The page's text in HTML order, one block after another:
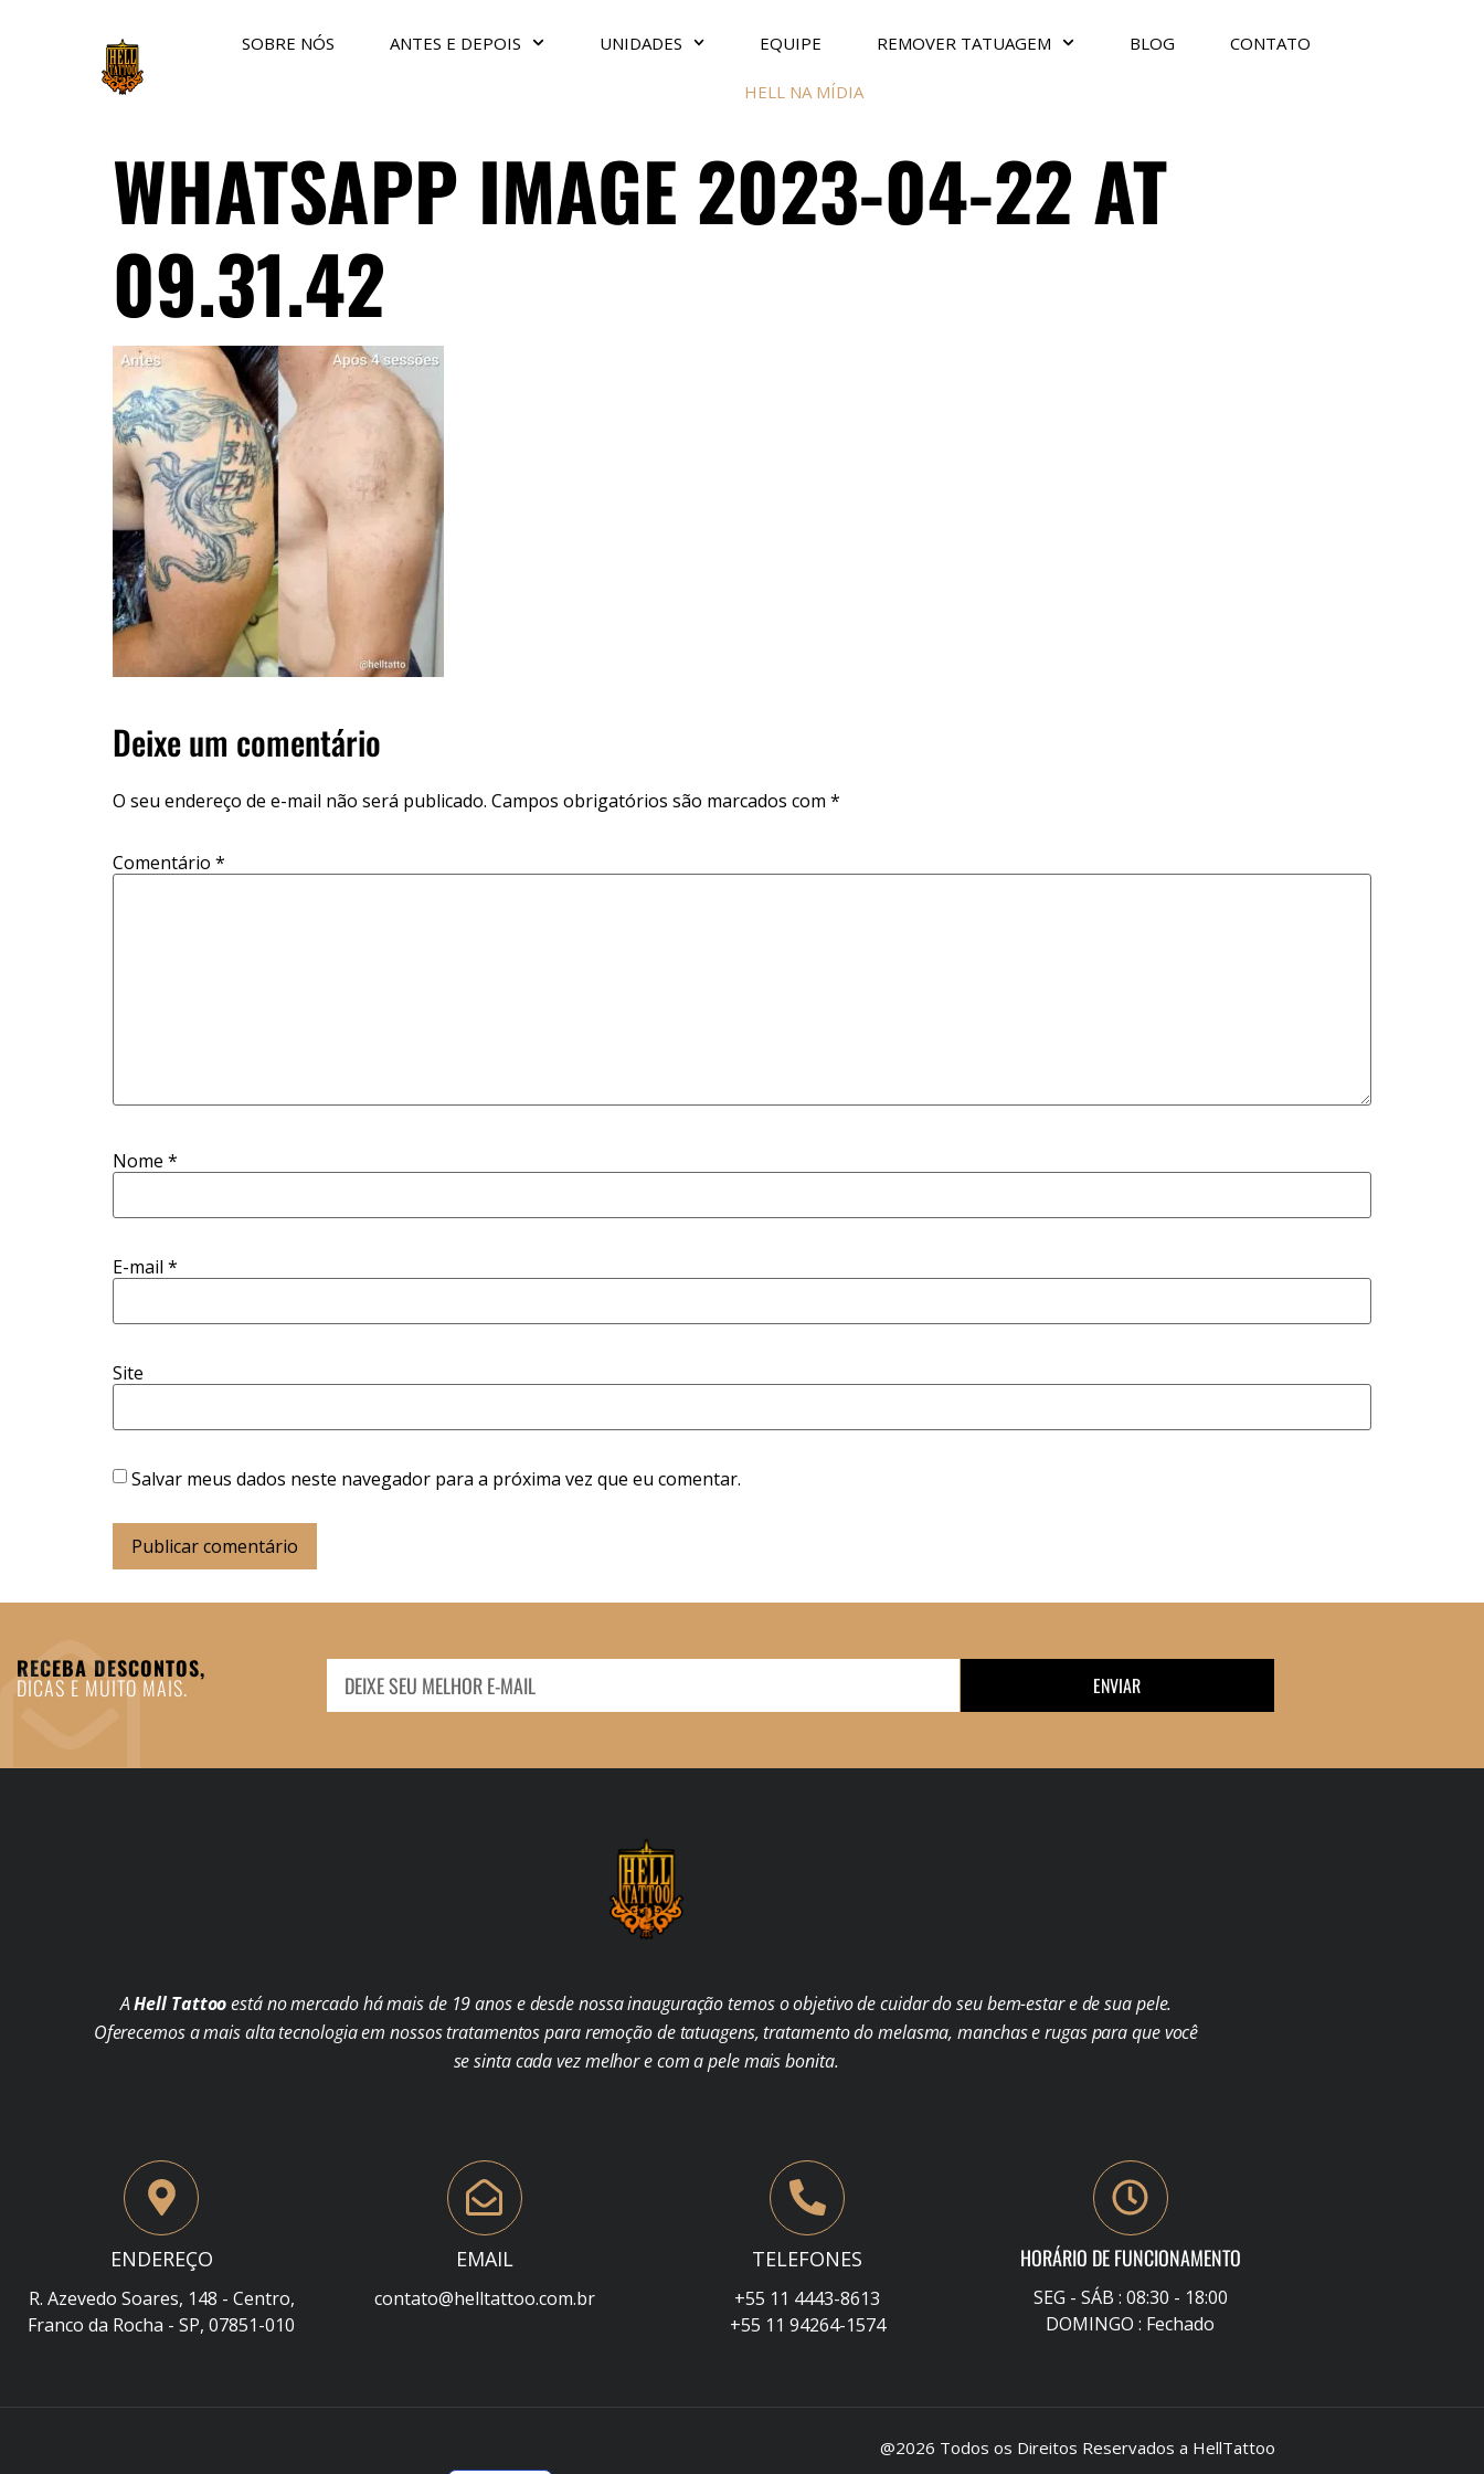
SOBRE NÓS ANTES E DEPOIS UNIDADES EQUIPE REMOVER TATUAGEM BLOG CONTATO
HELL NA MÍDIA
WHATSAPP IMAGE 2023-04-22 AT
09.31.42
Deixe um comentário
O seu endereço de e-mail não será publicado. Campos obrigatórios são marcados com *
Comentário *
Nome *
E-mail *
Site
Salvar meus dados neste navegador para a próxima vez que eu comentar.
RECEBA DESCONTOS,
DICAS E MUITO MAIS. ENVIAR
AHell Tattooestá no mercado há mais de 19 anos e desde nossa inauguração temos o objetivo de cuidar do seu bem-estar e de sua pele.
Oferecemos a mais alta tecnologia em nossos tratamentos para remoção de tatuagens, tratamento do melasma, manchas e rugas para que você
se sinta cada vez melhor e com a pele mais bonita.
ENDEREÇO
R. Azevedo Soares, 148 - Centro,
Franco da Rocha - SP, 07851-010
EMAIL
contato@helltattoo.com.br
TELEFONES
+55 11 4443-8613
+55 11 94264-1574
HORÁRIO DE FUNCIONAMENTO
SEG - SÁB : 08:30 - 18:00
DOMINGO : Fechado
@2026 Todos os Direitos Reservados a HellTattoo